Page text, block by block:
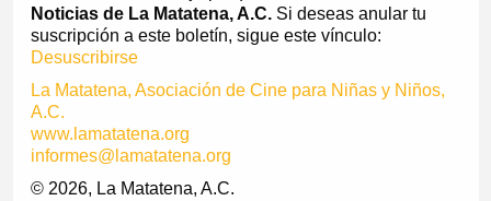
Noticias de La Matatena, A.C.Si deseas anular tu
suscripción a este boletín, sigue este vínculo:
Desuscribirse
La Matatena, Asociación de Cine para Niñas y Niños,
A.C.
www.lamatatena.org
informes@lamatatena.org
© 2026, La Matatena, A.C.